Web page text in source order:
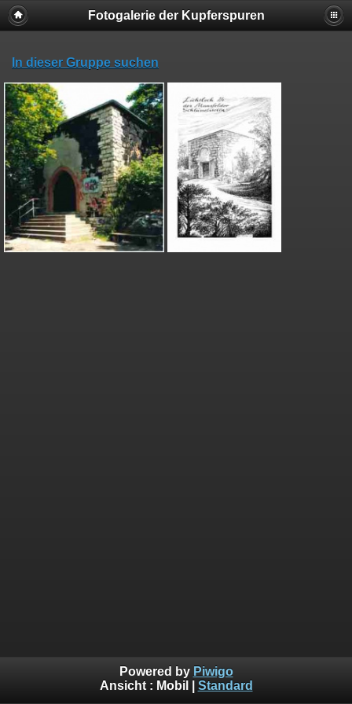
Fotogalerie der Kupferspuren
In dieser Gruppe suchen
Powered by Piwigo
Ansicht : Mobil Standard